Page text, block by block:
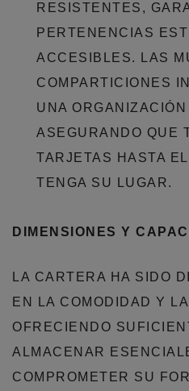
RESISTENTES,
PERTENENCIAS
ACCESIBLES. LAS
COMPARTICIONES
UNA
ASEGURANDO QUE
TARJETAS HASTA
TENGA SU LUGAR.
DIMENSIONES Y
LA CARTERA HA SIDO
EN LA COMODIDAD Y
OFRECIENDO
ALMACENAR
COMPROMETER SU